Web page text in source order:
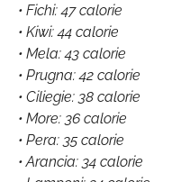
• Fichi: 47 calorie
• Kiwi: 44 calorie
• Mela: 43 calorie
• Prugna: 42 calorie
• Ciliegie: 38 calorie
• More: 36 calorie
• Pera: 35 calorie
• Arancia: 34 calorie